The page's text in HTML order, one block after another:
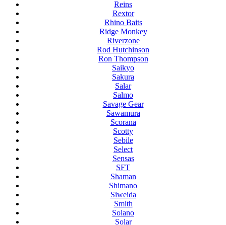
Reins
Rextor
Rhino Baits
Ridge Monkey
Riverzone
Rod Hutchinson
Ron Thompson
Saikyo
Sakura
Salar
Salmo
Savage Gear
Sawamura
Scorana
Scotty
Sebile
Select
Sensas
SFT
Shaman
Shimano
Siweida
Smith
Solano
Solar